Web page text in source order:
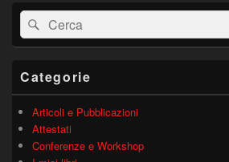
Area
widget
barra
Cerca:Cerca
Categorie
Articoli e Pubblicazioni
Attestati
Conferenze e Workshop